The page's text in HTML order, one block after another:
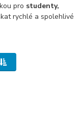
pro studenty,
rychlé a spolehlivé